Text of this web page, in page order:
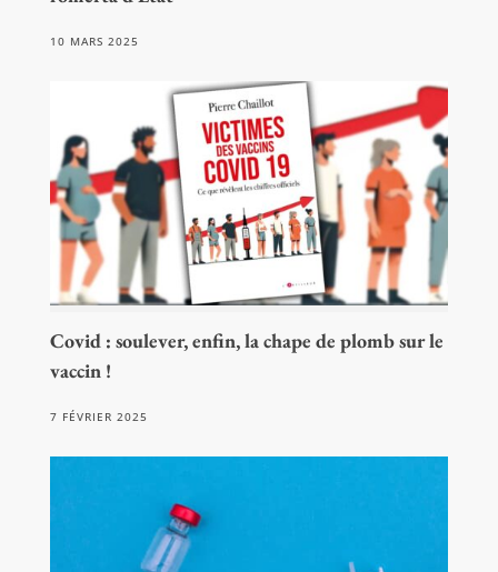
10 MARS 2025
Covid : soulever, enfin, la chape de plomb sur le
vaccin !
7 FÉVRIER 2025